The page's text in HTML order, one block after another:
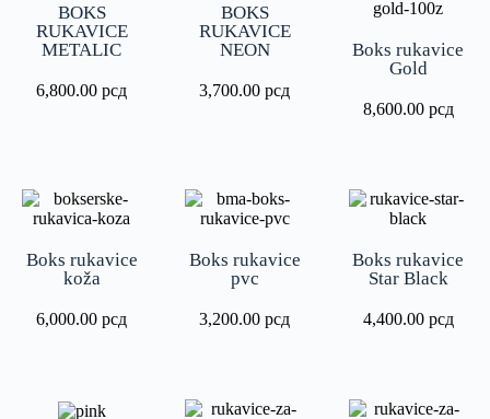
BOKS
RUKAVICE
METALIC
6,800.00рсд
BOKS
RUKAVICE
NEON
3,700.00рсд
Boks rukavice
Gold
8,600.00 рсд
Boks rukavice
koža
6,000.00рсд
Boks rukavice
pvc
3,200.00рсд
Boks rukavice
Star Black
4,400.00 рсд